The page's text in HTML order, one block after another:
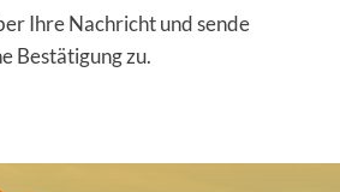
Ihre Nachricht und sende
Bestätigung zu.